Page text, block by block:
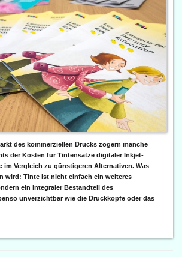
des kommerziellen Drucks zögern manche
der Kosten für Tintensätze digitaler Inkjet-
im Vergleich zu günstigeren Alternativen. Was
wird: Tinte ist nicht einfach ein weiteres
ein integraler Bestandteil des
unverzichtbar wie die Druckköpfe oder das